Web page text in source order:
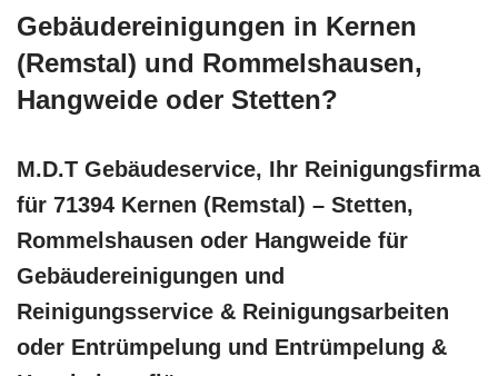
Gebäudereinigungen in Kernen
(Remstal) und Rommelshausen,
Hangweide oder Stetten?
M.D.T Gebäudeservice, Ihr Reinigungsfirma
für 71394 Kernen (Remstal) – Stetten,
Rommelshausen oder Hangweide für
Gebäudereinigungen und
Reinigungsservice & Reinigungsarbeiten
oder Entrümpelung und Entrümpelung &